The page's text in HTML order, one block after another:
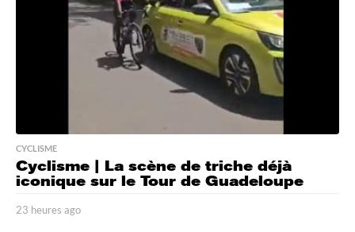
o
CYCLISME
Cyclisme | La scène de triche déjà
iconique sur le Tour de Guadeloupe
23 heures ago